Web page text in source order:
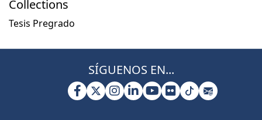
Collections
Tesis Pregrado
SÍGUENOS EN...